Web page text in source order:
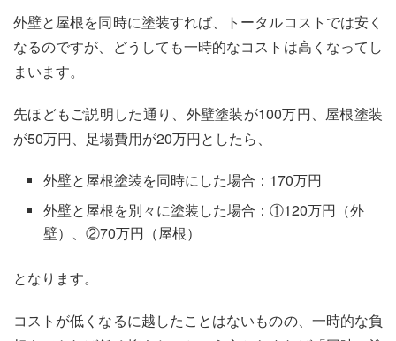
外壁と屋根を同時に塗装すれば、トータルコストでは安く
なるのですが、どうしても一時的なコストは高くなってし
まいます。
先ほどもご説明した通り、外壁塗装が100万円、屋根塗装
が50万円、足場費用が20万円としたら、
外壁と屋根塗装を同時にした場合：170万円
外壁と屋根を別々に塗装した場合：①120万円（外
壁）、②70万円（屋根）
となります。
コストが低くなるに越したことはないものの、一時的な負